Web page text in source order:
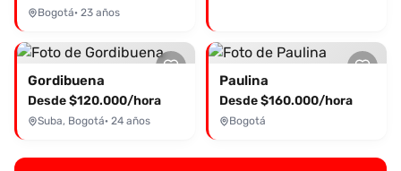
Bogotá· 23 años
Gordibuena
Desde $120.000/hora
Suba, Bogotá· 24 años
Paulina
Desde $160.000/hora
Bogotá